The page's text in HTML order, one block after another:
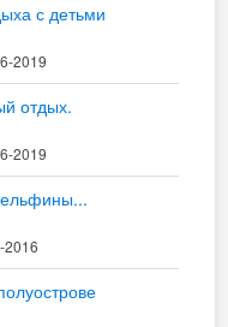
с детьми
2019
отдых.
2019